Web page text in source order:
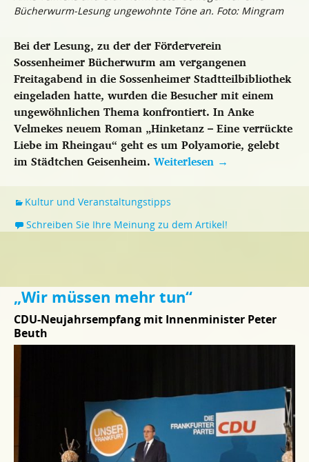
Bücherwurm-Lesung ungewohnte Töne an. Foto: Mingram
Bei der Lesung, zu der der Förderverein
Sossenheimer Bücherwurm am vergangenen
Freitagabend in die Sossenheimer Stadtteilbibliothek
eingeladen hatte, wurden die Besucher mit einem
ungewöhnlichen Thema konfrontiert. In Anke
Velmekes neuem Roman „Hinketanz – Eine verrückte
Liebe im Rheingau“ geht es um Polyamorie, gelebt
im Städtchen Geisenheim. Weiterlesen →
Kultur und Veranstaltungstipps
Schreiben Sie Ihre Meinung zu dem Artikel!
„Wir müssen mehr tun“
CDU-Neujahrsempfang mit Innenminister Peter
Beuth